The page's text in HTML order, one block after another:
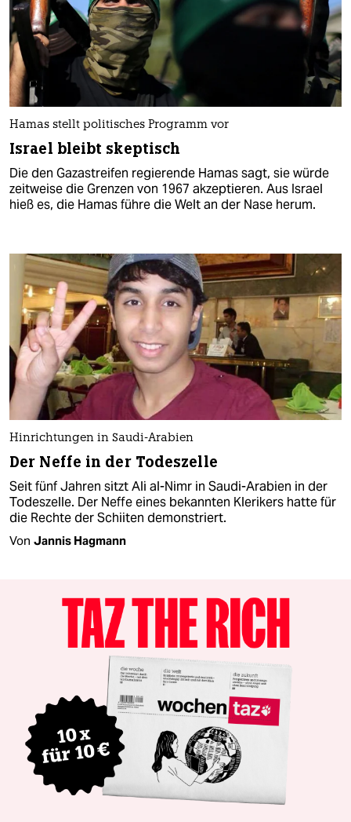
Hamas stellt politisches Programm vor
Israel bleibt skeptisch
Die den Gazastreifen regierende Hamas sagt, sie würde
zeitweise die Grenzen von 1967 akzeptieren. Aus Israel
hieß es, die Hamas führe die Welt an der Nase herum.
Hinrichtungen in Saudi-Arabien
Der Neffe in der Todeszelle
Seit fünf Jahren sitzt Ali al-Nimr in Saudi-Arabien in der
Todeszelle. Der Neffe eines bekannten Klerikers hatte für
die Rechte der Schiiten demonstriert.
Von Jannis Hagmann